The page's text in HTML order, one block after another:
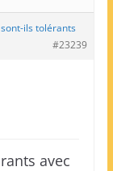
ils tolérants
#23239
avec